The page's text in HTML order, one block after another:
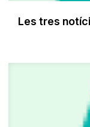
Les tres